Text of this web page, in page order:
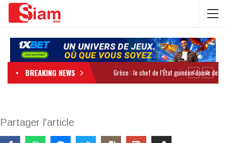
BREAKING NEWS
Partager l'article